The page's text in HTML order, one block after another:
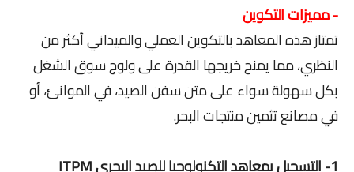
- مميزات التكوين
تمتاز هذه المعاهد بالتكوين العملي والميداني أكثر من
النظري، مما يمنح خريجها القدرة على ولوج سوق الشغل
بكل سهولة سواء على متن سفن الصيد، في الموانئ، أو
في مصانع تثمين منتجات البحر.
1- التسجيل بمعاهد التكنولوجيا للصيد البحري ITPM